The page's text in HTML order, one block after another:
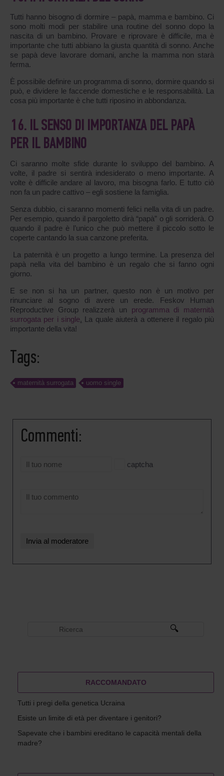
Tutti hanno bisogno di dormire – papà, mamma e bambino. Ci
sono molti modi per stabilire una routine del sonno dopo la
nascita di un bambino. Provare e riprovare è difficile, ma è
importante che tutti abbiano la giusta quantità di sonno. Anche
se papà deve lavorare domani, anche la mamma non starà
ferma.
È possibile definire un programma di sonno, dormire quando si
può, e dividere le faccende domestiche e le responsabilità. La
cosa più importante è che tutti riposino in abbondanza.
16. IL SENSO DI IMPORTANZA DEL PAPÀ
PER IL BAMBINO
Ci saranno molte sfide durante lo sviluppo del bambino. A
volte, il padre si sentirà indesiderato o meno importante. A
volte è difficile andare al lavoro, ma bisogna farlo. E tutto ciò
non fa un padre cattivo – egli sostiene la famiglia.
Senza dubbio, ci saranno momenti felici nella vita di un padre.
Per esempio, quando il pargoletto dirà “papà” o gli sorriderà. O
quando il padre è l’unico che può mettere il piccolo sotto le
coperte cantando la sua canzone preferita.
La paternità è un progetto a lungo termine. La presenza del
papà nella vita del bambino è un regalo che si fanno ogni
giorno.
E se non si ha un partner, questo non è un motivo per
rinunciare al sogno di avere un erede. Feskov Human
Reproductive Group realizzerà un programma di maternità
surrogata per i single. La quale aiuterà a ottenere il regalo più
importante della vita!
Tags:
maternità surrogata uomo single
Commenti:
captcha
RACCOMANDATO
Tutti i pregi della genetica Ucraina
Esiste un limite di età per diventare i genitori?
Sapevate che i bambini ereditano le capacità mentali della
madre?